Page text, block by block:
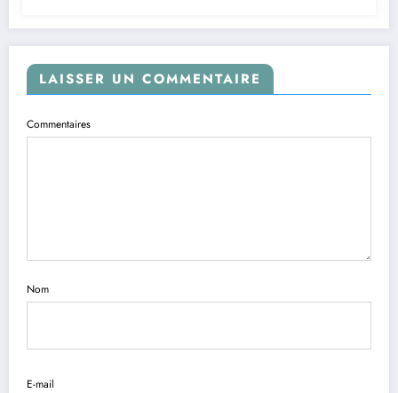
LAISSER UN COMMENTAIRE
Commentaires
Nom
E-mail